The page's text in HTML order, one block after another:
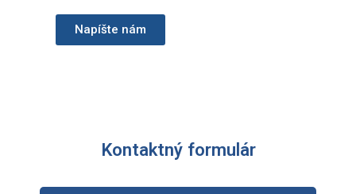
Napíšte nám
Kontaktný formulár